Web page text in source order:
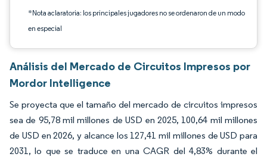
*Nota aclaratoria: los principales jugadores no se ordenaron de un modo
en especial
Análisis del Mercado de Circuitos Impresos por
Mordor Intelligence
Se proyecta que el tamaño del mercado de circuitos impresos
sea de 95,78 mil millones de USD en 2025, 100,64 mil millones
de USD en 2026, y alcance los 127,41 mil millones de USD para
2031, lo que se traduce en una CAGR del 4,83% durante el